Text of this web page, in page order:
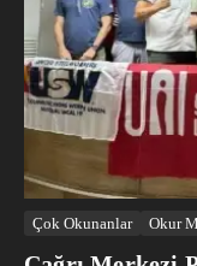
Çok Okunanlar Okur